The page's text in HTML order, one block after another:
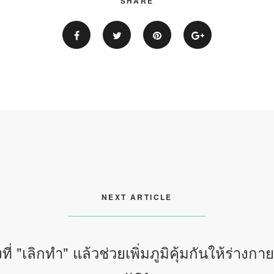
NEXT ARTICLE
"เลิกทำ" แล้วช่วยเพิ่มภูมิคุ้มกันให้ร่างกา